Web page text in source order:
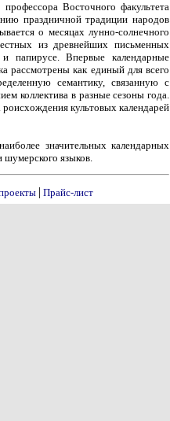
Восточного факультета
праздничной традиции народов
о месяцах лунно-солнечного
из древнейших письменных
папирусе. Впервые календарные
рассмотрены как единый для всего
семантику, связанную с
коллектива в разные сезоны года.
роисхождения культовых календарей
значительных календарных
шумерского языков.
| Прайс-лист